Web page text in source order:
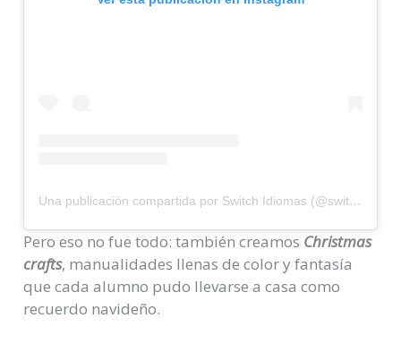
Una publicación compartida por Switch Idiomas (@switchidiomas)
Pero eso no fue todo: también creamos Christmas
crafts, manualidades llenas de color y fantasía
que cada alumno pudo llevarse a casa como
recuerdo navideño.